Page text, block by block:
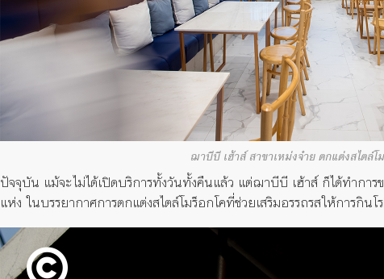
ฌาบีบี เฮ้าส์ สาขาเหม่งจ๋าย ตกแต่งสไตล์โ
ปัจจุบัน แม้จะไม่ได้เปิดบริการทั้งวันทั้งคืนแล้ว แต่ฌาบีบี เฮ้าส์ ก็ได้ทำการ
แห่ง ในบรรยากาศการตกแต่งสไตล์โมร็อกโคที่ช่วยเสริมอรรถรสให้การกิน